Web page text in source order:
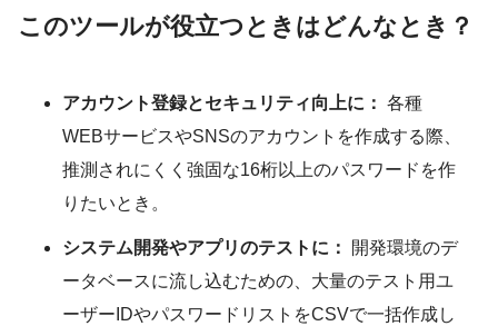
このツールが役立つときはどんなとき？
アカウント登録とセキュリティ向上に： 各種
WEBサービスやSNSのアカウントを作成する際、
推測されにくく強固な16桁以上のパスワードを作
りたいとき。
システム開発やアプリのテストに：
開発環境のデ
ータベースに流し込むための、大量のテスト用ユ
ーザーIDやパスワードリストをCSVで一括作成し